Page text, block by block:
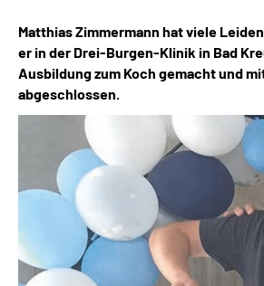
Mein
Matthias Zimmermann hat viele
er in der Drei-Burgen-Klinik in Bad
Ausbildung zum Koch gemacht und
abgeschlossen.